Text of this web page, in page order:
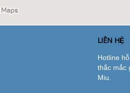
LIÊN HỆ
Hotline
thắc mắc
Miu.